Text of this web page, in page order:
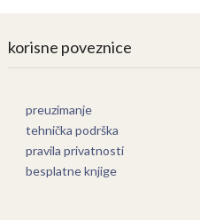
korisne poveznice
preuzimanje
tehnička podrška
pravila privatnosti
besplatne knjige